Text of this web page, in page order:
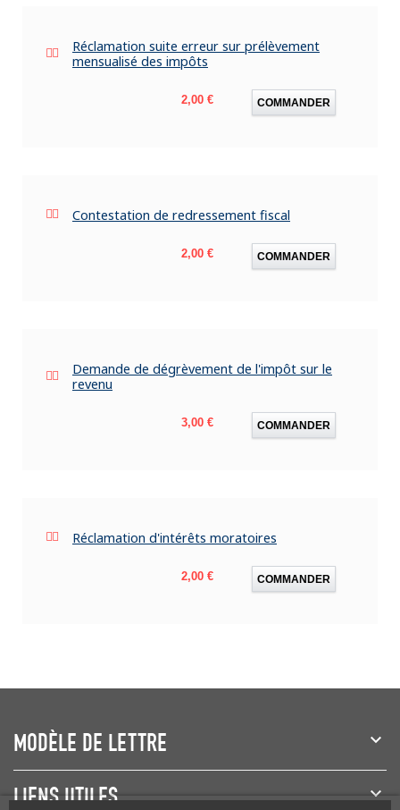
Réclamation suite erreur sur prélèvement
mensualisé des impôts
Prix
2,00 € COMMANDER
Contestation de redressement fiscal
Prix
2,00 € COMMANDER
Demande de dégrèvement de l'impôt sur le
revenu
Prix
3,00 € COMMANDER
Réclamation d'intérêts moratoires
Prix
2,00 € COMMANDER
MODÈLE DE LETTRE
LIENS UTILES